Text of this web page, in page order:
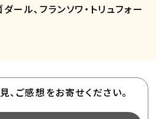
ール、フランソワ・トリュフォー
、ご感想をお寄せください。